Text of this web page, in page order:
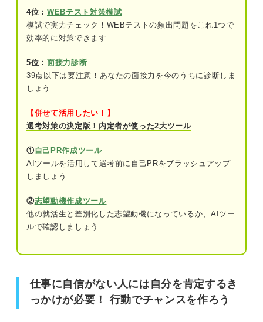
自分の仕事に自信がない人は多い？ ほかの人の悩
みの種をQ&Aでチェック
仕事に自信が持てない人が陥りやすい「意欲を削ら
れ続けるループ」
②積極性がなくなり行動量が落ちると成果
③成果が出せないことで劣等感が増してさ
自信を持って仕事をしている人は何が違う？ キャ
なるための7つの方法
②こなした仕事の量を可視化する
4位： WEBテスト対策模試
模試で実力チェック！WEBテストの頻出問題をこれ1つで
効率的に対策できます
5位： 面接力診断
39点以下は要注意！あなたの面接力を今のうちに診断しま
しょう
【併せて活用したい！】
選考対策の決定版！内定者が使った2大ツール
①自己PR作成ツール
AIツールを活用して選考前に自己PRをブラッシュアップ
しましょう
②志望動機作成ツール
他の就活生と差別化した志望動機になっているか、AIツー
ルで確認しましょう
仕事に自信がない人には自分を肯定するき
っかけが必要！ 行動でチャンスを作ろう
仕事に自信がない人には自分を肯定するきっかけが必要！
行動でチャンスを作ろう